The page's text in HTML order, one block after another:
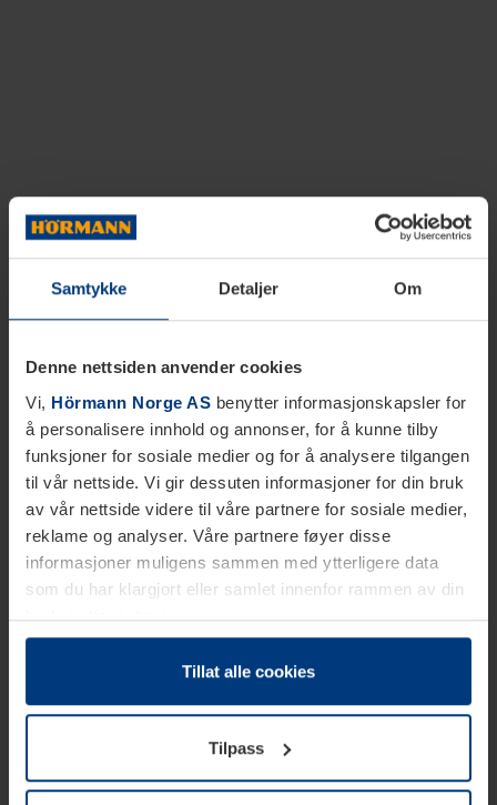
Samtykke Detaljer Om
Denne nettsiden anvender cookies
Vi, Hörmann Norge AS benytter informasjonskapsler for
å personalisere innhold og annonser, for å kunne tilby
funksjoner for sosiale medier og for å analysere tilgangen
til vår nettside. Vi gir dessuten informasjoner for din bruk
av vår nettside videre til våre partnere for sosiale medier,
reklame og analyser. Våre partnere føyer disse
informasjoner muligens sammen med ytterligere data
som du har klargjort eller samlet innenfor rammen av din
bruk av tjenestene.
Etter loven kan vi lagre informasjonskapsler på din
datamaskin, hvis disse er absolutt nødvendig for drift av
trenger vi din tillatelse. Du kan når som helst endre eller
tilbakekalle ditt samtykke i forklaringen av
informasjonskapselen på sidenPersonvernerklæringpå
Tillat alle cookies
Tilpass